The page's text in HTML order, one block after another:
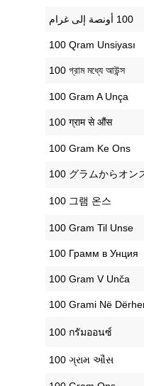
‎100 Qram Unsiyası
‎100 গ্রাম মধ্যে আউন্স
‎100 Gram A Unça
‎100 ग्राम से औंस
‎100 Gram Ke Ons
‎100 グラムからオン
‎100 그램 온스
‎100 Gram Til Unse
‎100 Грамм в Унция
‎100 Gram V Unča
‎100 Grami Në
‎100 กรัมออนซ์
‎100 ગ્રામ ઔંસ